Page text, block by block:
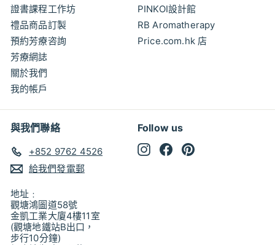
證書課程工作坊
禮品商品訂製
預約芳療咨詢
芳療網誌
關於我們
我的帳戶
PINKOI設計館
RB Aromatherapy
Price.com.hk 店
與我們聯絡
+852 9762 4526
給我們發電郵
地址﹕
觀塘鴻圖道58號
金凱工業大廈4樓11室
(觀塘地鐵站B出口，
步行10分鐘)
Follow us
InstagramFacebook